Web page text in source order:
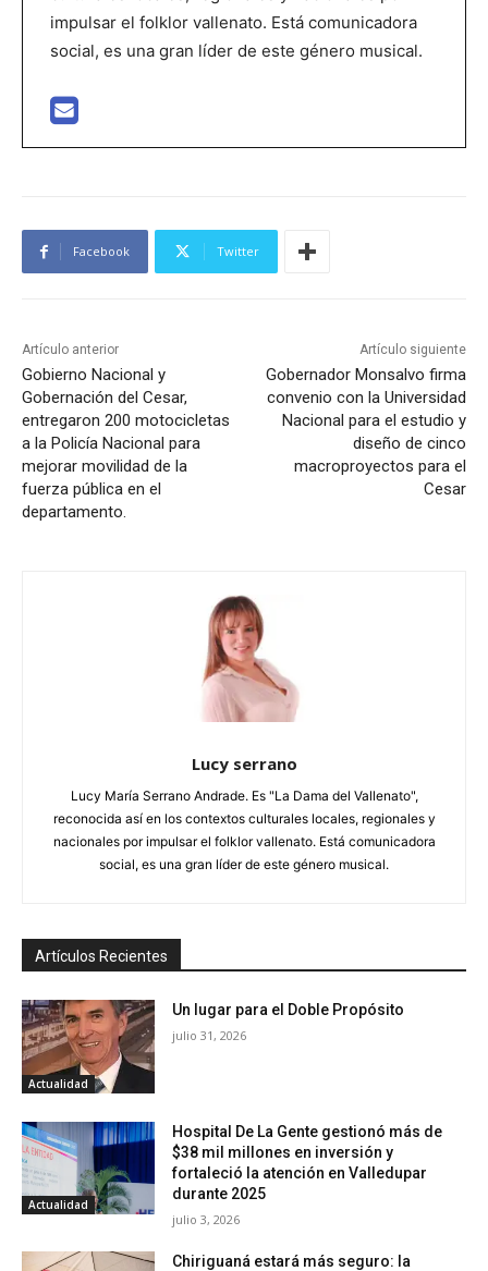
impulsar el folklor vallenato. Está comunicadora
social, es una gran líder de este género musical.
Facebook Twitter
Artículo anterior
Gobierno Nacional y
Gobernación del Cesar,
entregaron 200 motocicletas
a la Policía Nacional para
mejorar movilidad de la
fuerza pública en el
departamento.
Artículo siguiente
Gobernador Monsalvo firma
convenio con la Universidad
Nacional para el estudio y
diseño de cinco
macroproyectos para el
Cesar
Lucy serrano
Lucy María Serrano Andrade. Es "La Dama del Vallenato",
reconocida así en los contextos culturales locales, regionales y
nacionales por impulsar el folklor vallenato. Está comunicadora
social, es una gran líder de este género musical.
Artículos Recientes
Actualidad
Un lugar para el Doble Propósito
julio 31, 2026
Actualidad
Hospital De La Gente gestionó más de
$38 mil millones en inversión y
fortaleció la atención en Valledupar
durante 2025
julio 3, 2026
Chiriguaná estará más seguro: la